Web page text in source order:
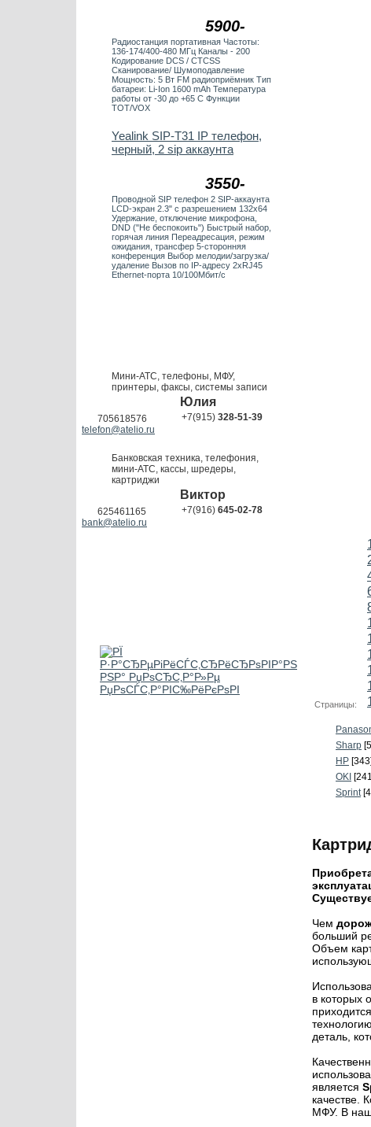
5900-
Радиостанция портативная Частоты:
136-174/400-480 MГц Каналы - 200
Кодирование DCS / CTCSS
Сканирование/ Шумоподавление
Мощность: 5 Вт FM радиоприёмник Тип
батареи: Li-Ion 1600 mAh Температура
работы от -30 до +65 С Функции
TOT/VOX
3550-
Yealink SIP-T31 IP телефон,
черный, 2 sip аккаунта
Проводной SIP телефон 2 SIP-аккаунта
LCD-экран 2.3" с разрешением 132х64
Удержание, отключение микрофона,
DND ("Не беспокоить") Быстрый набор,
горячая линия Переадресация, режим
ожидания, трансфер 5-сторонняя
конференция Выбор мелодии/загрузка/
удаление Вызов по IP-адресу 2хRJ45
Ethernet-порта 10/100Мбит/с
Мини-АТС, телефоны, МФУ,
принтеры, факсы, системы записи
Юлия
705618576 +7(915) 328-51-39
telefon@atelio.ru
Банковская техника, телефония,
мини-АТС, кассы, шредеры,
картриджи
Виктор
625461165 +7(916) 645-02-78
bank@atelio.ru
Страницы:
Sharp
HP [343]
OKI
Sprint
Чем
больший
Объем
в которых
технологию
деталь,
является
качестве.
МФУ. В